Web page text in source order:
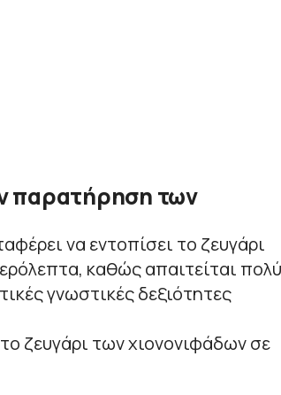
παρατήρηση των
ζευγάρι των χιονονιφάδων σε